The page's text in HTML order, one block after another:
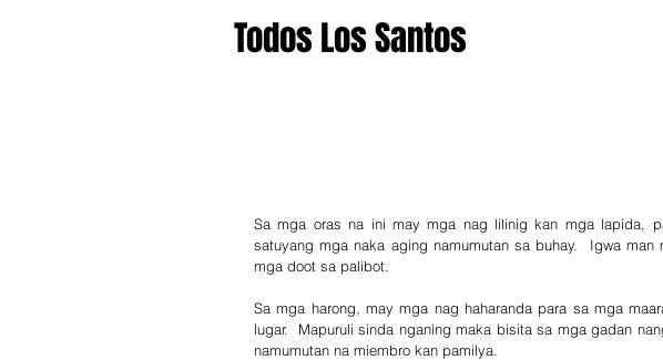
Todos Los Santos
Sa mga oras na ini may mga nag lilinig kan mga lapida,
satuyang mga naka aging namumutan sa buhay.  Igwa
mga doot sa palibot.
Sa mga harong, may mga nag haharanda para sa mga
lugar.  Mapuruli sinda nganing maka bisita sa mga gadan
namumutan na miembro kan pamilya.